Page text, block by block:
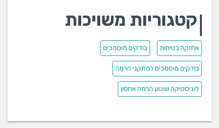
קטגוריות משויכות
אחזקה בטיחות בודקים מוסמכים
בודקים מוסמכים למתקני הרמה
לוגיסטיקה שינוע הרמה אחסון